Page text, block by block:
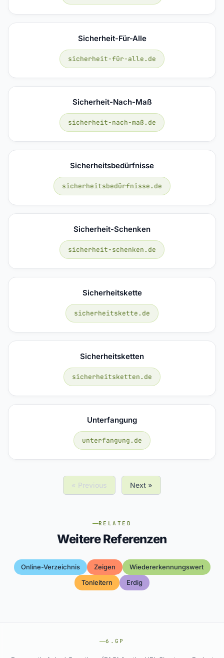
Sicherheit-Für-Alle
sicherheit-für-alle.de
Sicherheit-Nach-Maß
sicherheit-nach-maß.de
Sicherheitsbedürfnisse
sicherheitsbedürfnisse.de
Sicherheit-Schenken
sicherheit-schenken.de
Sicherheitskette
sicherheitskette.de
Sicherheitsketten
sicherheitsketten.de
Unterfangung
unterfangung.de
« Previous Next »
RELATED
Weitere Referenzen
Online-Verzeichnis Zeigen
Wiedererkennungswert
Tonleitern
Erdig
6.GP